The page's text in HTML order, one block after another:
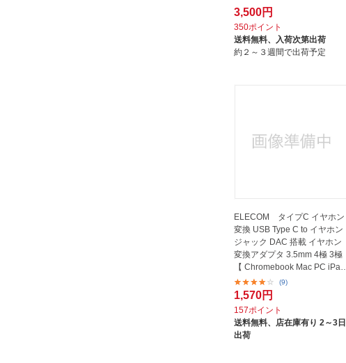
互換品...
3,500円
350ポイント
送料無料、 入荷次第出荷
約２～３週間で出荷予定
ELECOM タイプC イヤホン
変換 USB Type C to イヤホン
ジャック DAC 搭載 イヤホン
変換アダプタ 3.5mm 4極 3極
【 Chromebook Mac PC iPad
Android...
(9)
1,570円
157ポイント
送料無料、 店在庫有り 2～3日
出荷